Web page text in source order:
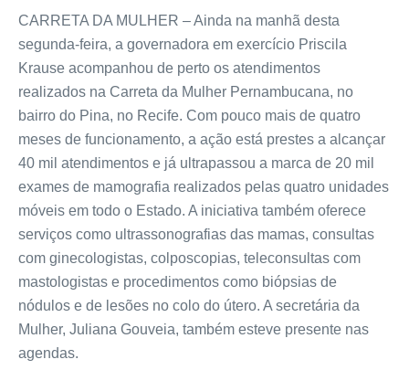
CARRETA DA MULHER – Ainda na manhã desta
segunda-feira, a governadora em exercício Priscila
Krause acompanhou de perto os atendimentos
realizados na Carreta da Mulher Pernambucana, no
bairro do Pina, no Recife. Com pouco mais de quatro
meses de funcionamento, a ação está prestes a alcançar
40 mil atendimentos e já ultrapassou a marca de 20 mil
exames de mamografia realizados pelas quatro unidades
móveis em todo o Estado. A iniciativa também oferece
serviços como ultrassonografias das mamas, consultas
com ginecologistas, colposcopias, teleconsultas com
mastologistas e procedimentos como biópsias de
nódulos e de lesões no colo do útero. A secretária da
Mulher, Juliana Gouveia, também esteve presente nas
agendas.